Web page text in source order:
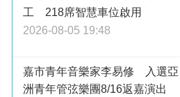
工 218席智慧車位啟用
2026-08-05 19:48
嘉市青年音樂家李易修 入選亞
洲青年管弦樂團8/16返嘉演出